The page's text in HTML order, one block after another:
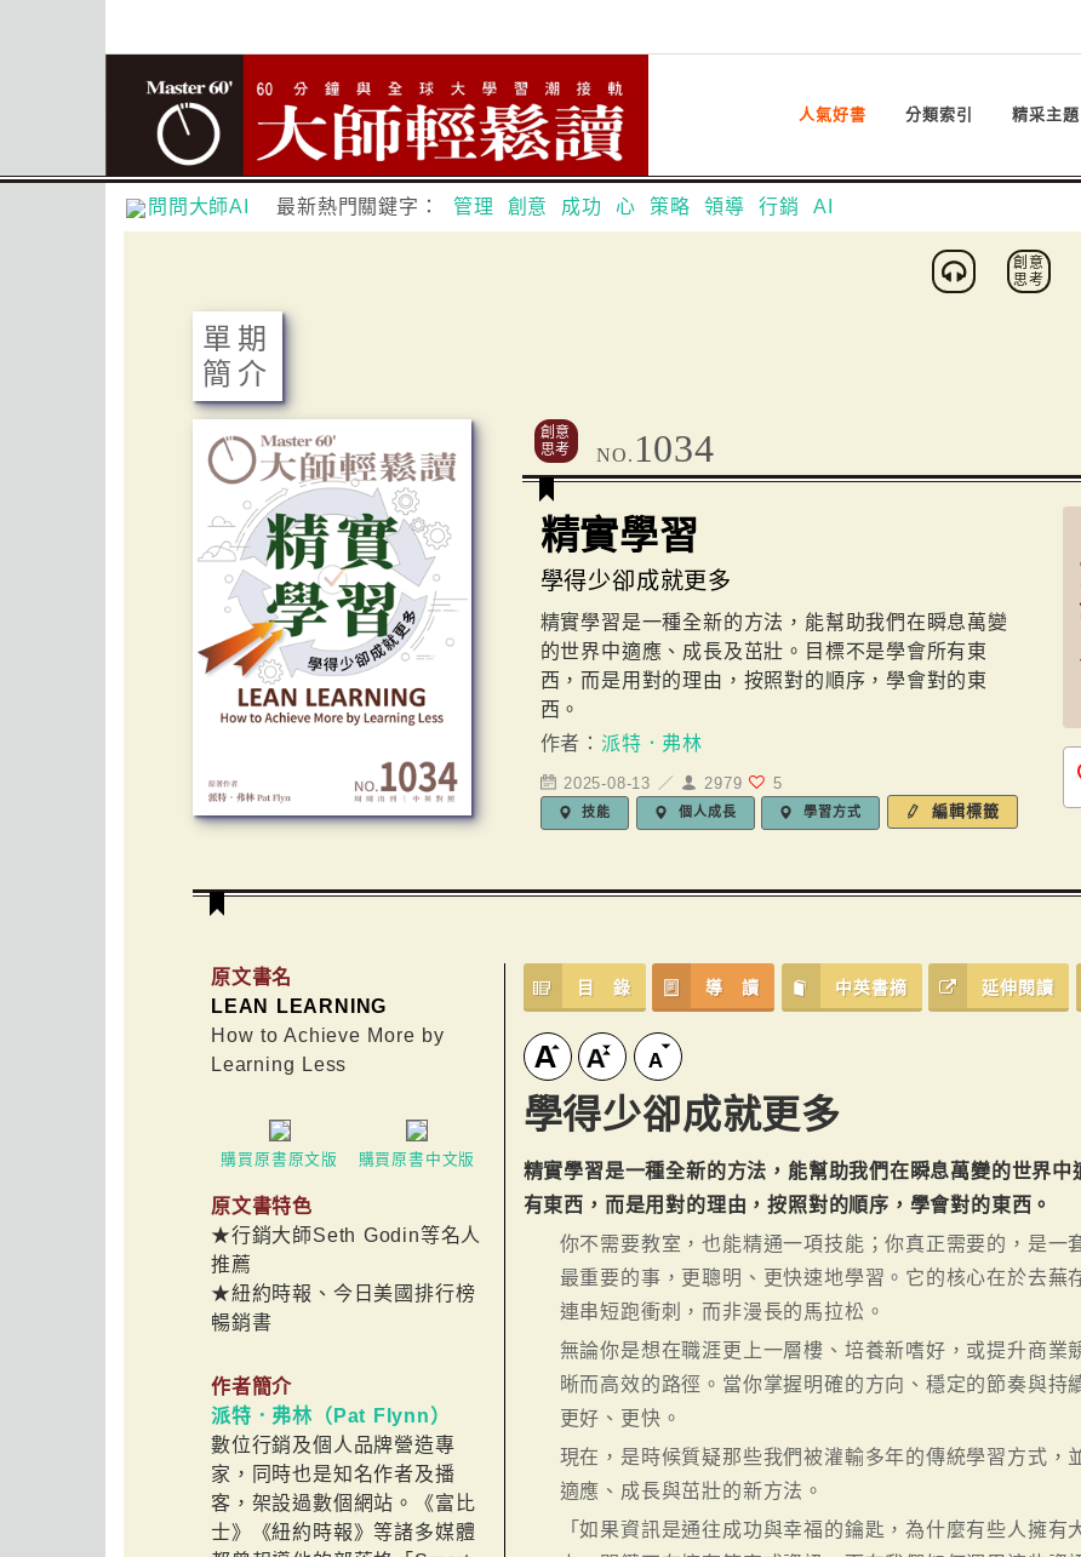
人氣好書 分類索引 精采主題
問問大師AI 最新熱門關鍵字： 管理 創意 成功 心 策略 領導 行銷 AI
創意
思考
單期
簡介
創意
思考
NO. 1034
精實學習
學得少卻成就更多
精實學習是一種全新的方法，能幫助我們在瞬息萬變
的世界中適應、成長及茁壯。目標不是學會所有東
西，而是用對的理由，按照對的順序，學會對的東
西。
作者： 派特．弗林
2025-08-13 ／ 2979 5
技能 個人成長 學習方式 編輯標籤
原文書名
LEAN LEARNING
How to Achieve More by
Learning Less
購買原書原文版 購買原書中文版
原文書特色
★行銷大師Seth Godin等名人
推薦
★紐約時報、今日美國排行榜
暢銷書
作者簡介
派特．弗林（Pat Flynn）
數位行銷及個人品牌營造專
家，同時也是知名作者及播
客，架設過數個網站。《富比
士》《紐約時報》等諸多媒體
目 錄 導 讀 中英書摘 延伸閱讀
學得少卻成就更多
精實學習是一種全新的方法，能幫助我們在瞬息萬變的世界
有東西，而是用對的理由，按照對的順序，學會對的東西。
你不需要教室，也能精通一項技能；你真正需要的，是一
最重要的事，更聰明、更快速地學習。它的核心在於去蕪
連串短跑衝刺，而非漫長的馬拉松。
無論你是想在職涯更上一層樓、培養新嗜好，或提升商業
晰而高效的路徑。當你掌握明確的方向、穩定的節奏與持
更好、更快。
現在，是時候質疑那些我們被灌輸多年的傳統學習方式，
適應、成長與茁壯的新方法。
「如果資訊是通往成功與幸福的鑰匙，為什麼有些人擁